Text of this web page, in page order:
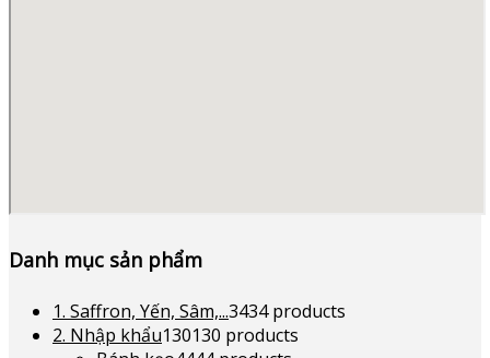
Danh mục sản phẩm
1. Saffron, Yến, Sâm,...3434 products
2. Nhập khẩu130130 products